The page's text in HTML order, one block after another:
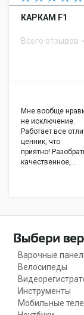
КАРКАМ F1
Всего отзывов
Мне вообще
не исключение.
Работает все
ценник, что
приятно!
качественное,…
Варочные
Велосипеды
Инструменты
Мобильные